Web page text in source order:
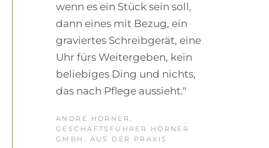
wenn es ein Stück sein soll,
dann eines mit Bezug, ein
graviertes Schreibgerät, eine
Uhr fürs Weitergeben, kein
beliebiges Ding und nichts,
das nach Pflege aussieht."
ANDRE HÖRNER,
GESCHÄFTSFÜHRER HÖRNER
GMBH, AUS DER PRAXIS